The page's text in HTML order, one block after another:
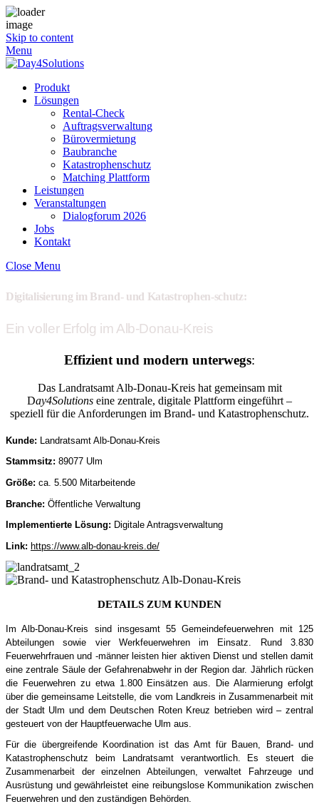
Skip to content
Menu
Produkt
Lösungen
Rental-Check
Auftragsverwaltung
Bürovermietung
Baubranche
Katastrophenschutz
Matching Plattform
Leistungen
Veranstaltungen
Dialogforum 2026
Jobs
Kontakt
Close Menu
Digitalisierung im Brand- und Katastrophen-schutz:
Ein voller Erfolg im Alb-Donau-Kreis
Effizient und modern unterwegs:
Das Landratsamt Alb-Donau-Kreis hat gemeinsam mit
Day4Solutions eine zentrale, digitale Plattform eingeführt –
speziell für die Anforderungen im Brand- und Katastrophenschutz.
Kunde:
Landratsamt Alb-Donau-Kreis
Stammsitz: 89077 Ulm
Größe: ca. 5.500 Mitarbeitende
Branche: Öffentliche Verwaltung
Implementierte Lösung: Digitale Antragsverwaltung
Link: https://www.alb-donau-kreis.de/
DETAILS ZUM KUNDEN
Im Alb-Donau-Kreis sind insgesamt 55 Gemeindefeuerwehren mit 125
Abteilungen sowie vier Werkfeuerwehren im Einsatz. Rund 3.830
Feuerwehrfrauen und -männer leisten hier aktiven Dienst und stellen damit
eine zentrale Säule der Gefahrenabwehr in der Region dar. Jährlich rücken
die Feuerwehren zu etwa 1.800 Einsätzen aus. Die Alarmierung erfolgt
über die gemeinsame Leitstelle, die vom Landkreis in Zusammenarbeit mit
der Stadt Ulm und dem Deutschen Roten Kreuz betrieben wird – zentral
gesteuert von der Hauptfeuerwache Ulm aus.
Für die übergreifende Koordination ist das Amt für Bauen, Brand- und
Katastrophenschutz beim Landratsamt verantwortlich. Es steuert die
Zusammenarbeit der einzelnen Abteilungen, verwaltet Fahrzeuge und
Ausrüstung und gewährleistet eine reibungslose Kommunikation zwischen
Feuerwehren und den zuständigen Behörden.